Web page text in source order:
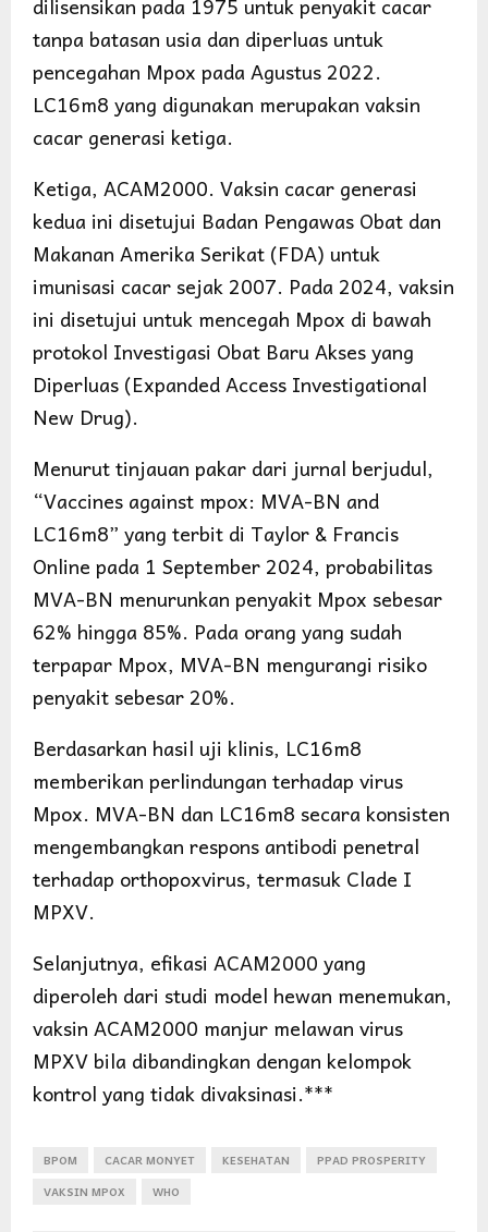
tanpa batasan usia dan diperluas untuk
pencegahan Mpox pada Agustus 2022.
LC16m8 yang digunakan merupakan vaksin
cacar generasi ketiga.
Ketiga, ACAM2000. Vaksin cacar generasi
kedua ini disetujui Badan Pengawas Obat dan
Makanan Amerika Serikat (FDA) untuk
imunisasi cacar sejak 2007. Pada 2024, vaksin
ini disetujui untuk mencegah Mpox di bawah
protokol Investigasi Obat Baru Akses yang
Diperluas (Expanded Access Investigational
New Drug).
Menurut tinjauan pakar dari jurnal berjudul,
“Vaccines against mpox: MVA-BN and
LC16m8” yang terbit di Taylor & Francis
Online pada 1 September 2024, probabilitas
MVA-BN menurunkan penyakit Mpox sebesar
62% hingga 85%. Pada orang yang sudah
terpapar Mpox, MVA-BN mengurangi risiko
penyakit sebesar 20%.
Berdasarkan hasil uji klinis, LC16m8
memberikan perlindungan terhadap virus
Mpox. MVA-BN dan LC16m8 secara konsisten
mengembangkan respons antibodi penetral
terhadap orthopoxvirus, termasuk Clade I
MPXV.
Selanjutnya, efikasi ACAM2000 yang
diperoleh dari studi model hewan menemukan,
vaksin ACAM2000 manjur melawan virus
MPXV bila dibandingkan dengan kelompok
kontrol yang tidak divaksinasi.***
BPOM CACAR MONYET KESEHATAN
PPAD PROSPERITY
VAKSIN MPOX
WHO